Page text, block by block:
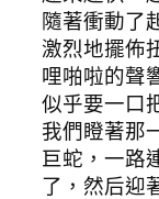
隨著衝動了
激烈地擺佈
哩啪啦的聲
似乎要一口
我們瞪著那
巨蛇，一路
了，然后迎